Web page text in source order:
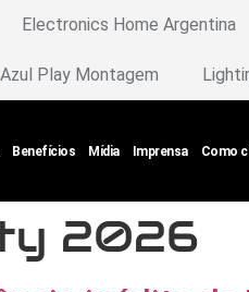
Electronics Home Argentina
Azul Play Montagem
Benefícios Mídia Imprensa Como
2026